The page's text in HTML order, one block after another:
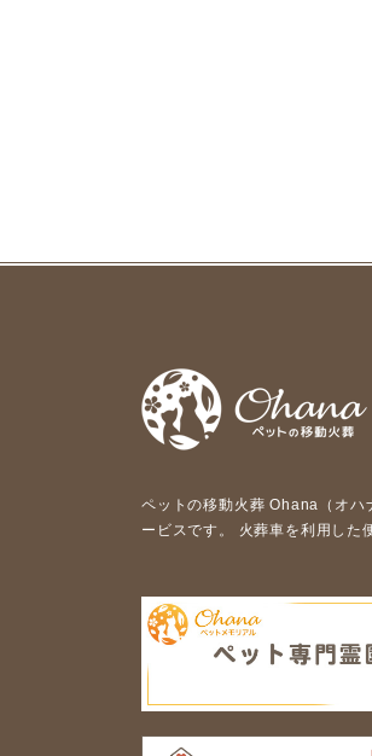
ペットの移動⽕葬 Ohana（オハ
ービスです。 ⽕葬⾞を利⽤した